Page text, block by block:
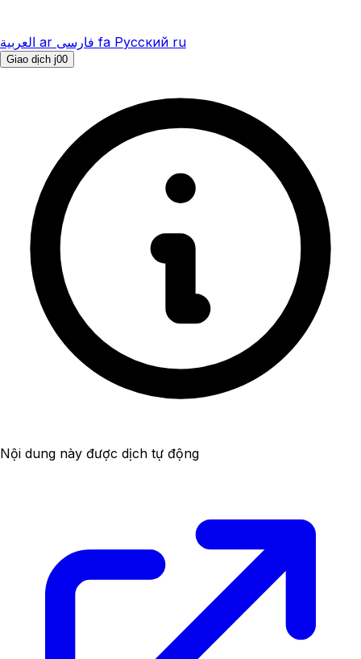
العربية ar فارسی fa Русский ru
Giao dịch j00
Nội dung này được dịch tự động